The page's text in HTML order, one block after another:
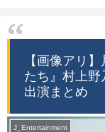
【画像アリ
たち』村上
出演まとめ
J_Entertainment